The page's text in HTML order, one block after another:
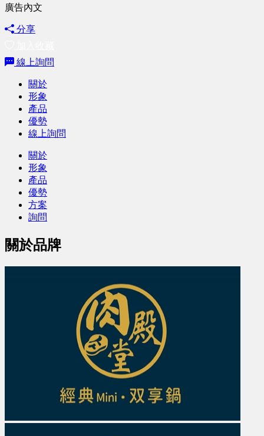
廣告內文
分享
線上詢問
關於
形象
產品
優勢
線上詢問
關於
形象
產品
優勢
方案
詢問
關於品牌